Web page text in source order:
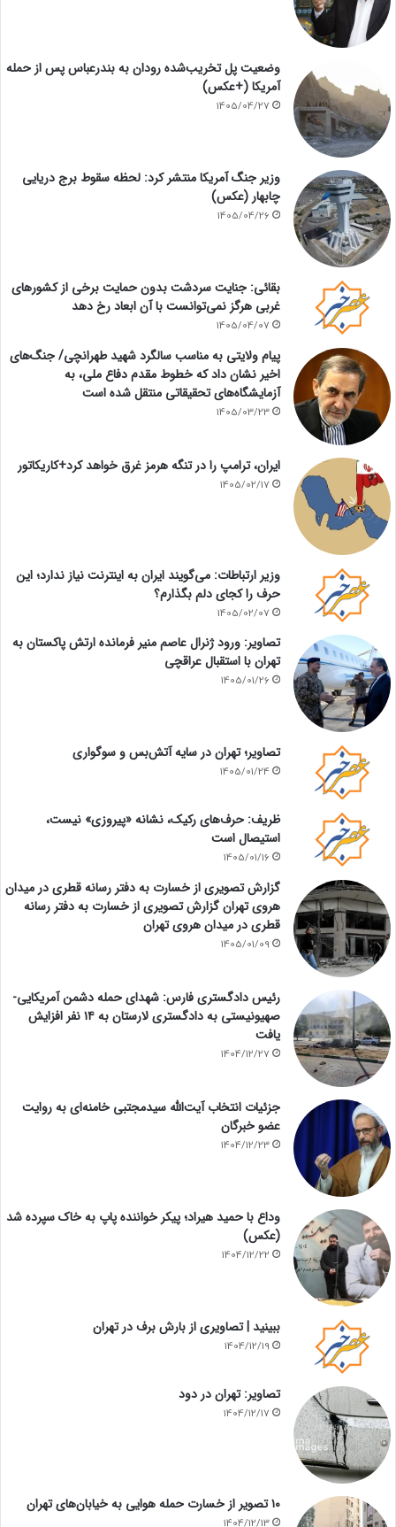
وضعیت پل تخریب‌شده رودان به بندرعباس پس از حمله
آمریکا (+عکس)
1405/04/27
وزیر جنگ آمریکا منتشر کرد: لحظه سقوط برج دریایی
چابهار (عکس)
1405/04/26
بقائی: جنایت سردشت بدون حمایت برخی از کشورهای
غربی هرگز نمی‌توانست با آن ابعاد رخ دهد
1405/04/07
پیام ولایتی به مناسب سالگرد شهید طهرانچی/ جنگ‌های
اخیر نشان داد که خطوط مقدم دفاع ملی، به
آزمایشگاه‌های تحقیقاتی منتقل شده است
1405/03/23
ایران، ترامپ را در تنگه هرمز غرق خواهد کرد+کاریکاتور
1405/02/17
وزیر ارتباطات: می‌گویند ایران به اینترنت نیاز ندارد؛ این
حرف را کجای دلم بگذارم؟
1405/02/07
تصاویر: ورود ژنرال عاصم منیر فرمانده ارتش پاکستان به
تهران با استقبال عراقچی
1405/01/26
تصاویر؛ تهران در سایه آتش‌بس و سوگواری
1405/01/24
ظریف: حرف‌های رکیک، نشانه «پیروزی» نیست،
استیصال است
1405/01/16
گزارش تصویری از خسارت به دفتر رسانه قطری در میدان
هروی تهران گزارش تصویری از خسارت به دفتر رسانه
قطری در میدان هروی تهران
1405/01/09
رئیس دادگستری فارس: شهدای حمله دشمن آمریکایی-
صهیونیستی به دادگستری لارستان به ۱۴ نفر افزایش
یافت
1404/12/27
جزئیات انتخاب آیت‌الله سیدمجتبی خامنه‌ای به روایت
عضو خبرگان
1404/12/23
وداع با حمید هیراد؛ پیکر خواننده پاپ به خاک سپرده شد
(عکس)
1404/12/22
ببینید | تصاویری از بارش برف در تهران
1404/12/19
تصاویر: تهران در دود
1404/12/17
۱۰ تصویر از خسارت حمله هوایی به خیابان‌های تهران
1404/12/13